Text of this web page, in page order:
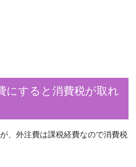
にすると消費税が取れ
、外注費は課税経費なので消費税